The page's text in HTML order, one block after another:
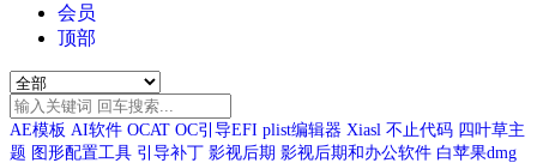
会员
顶部
AE模板 AI软件 OCAT OC引导EFI plist编辑器 Xiasl 不止代码 四叶草主
题 图形配置工具 引导补丁 影视后期 影视后期和办公软件 白苹果dmg